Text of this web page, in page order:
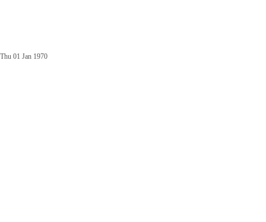
Thu 01 Jan 1970